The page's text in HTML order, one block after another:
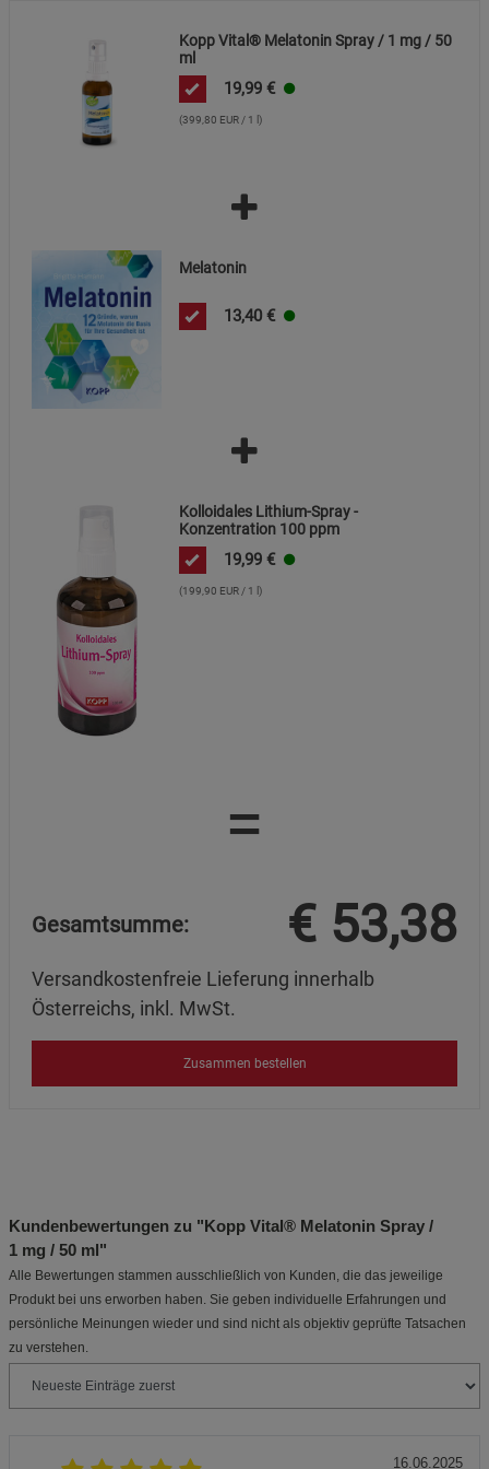
Kopp Vital® Melatonin Spray / 1 mg / 50
ml
19,99 €
(399,80 EUR / 1 l)
Melatonin
13,40 €
Kolloidales Lithium-Spray -
Konzentration 100 ppm
19,99 €
(199,90 EUR / 1 l)
=
Gesamtsumme: € 53,38
Versandkostenfreie Lieferung innerhalb
Österreichs, inkl. MwSt.
Zusammen bestellen
Kundenbewertungen zu "Kopp Vital® Melatonin Spray /
1 mg / 50 ml"
Alle Bewertungen stammen ausschließlich von Kunden, die das jeweilige
Produkt bei uns erworben haben. Sie geben individuelle Erfahrungen und
persönliche Meinungen wieder und sind nicht als objektiv geprüfte Tatsachen
zu verstehen.
16.06.2025